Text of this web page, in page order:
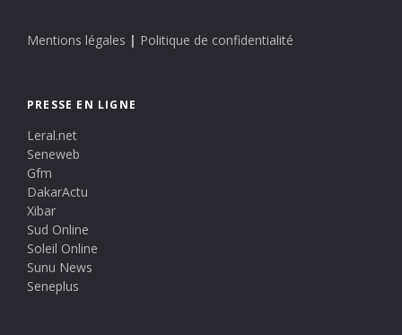
Mentions légales | Politique de confidentialité
PRESSE EN LIGNE
Leral.net
Seneweb
Gfm
DakarActu
Xibar
Sud Online
Soleil Online
Sunu News
Seneplus